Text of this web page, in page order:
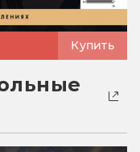
Купить